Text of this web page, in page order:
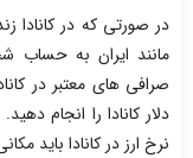
در صورتی که در کانادا
مانند ایران به حساب
صرافی های معتبر در
دلار کانادا را انجام
نرخ ارز در کانادا باید